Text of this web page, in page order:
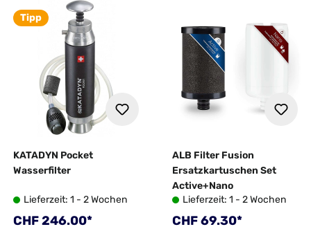
Tipp
KATADYN Pocket
Wasserfilter
Lieferzeit: 1 - 2 Wochen
Regulärer Preis:
CHF 246.00*
ALB Filter Fusion
Ersatzkartuschen Set
Active+Nano
Lieferzeit: 1 - 2 Wochen
Regulärer Preis:
CHF 69.30*